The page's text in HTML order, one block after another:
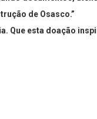
de Osasco.”
Que esta doação